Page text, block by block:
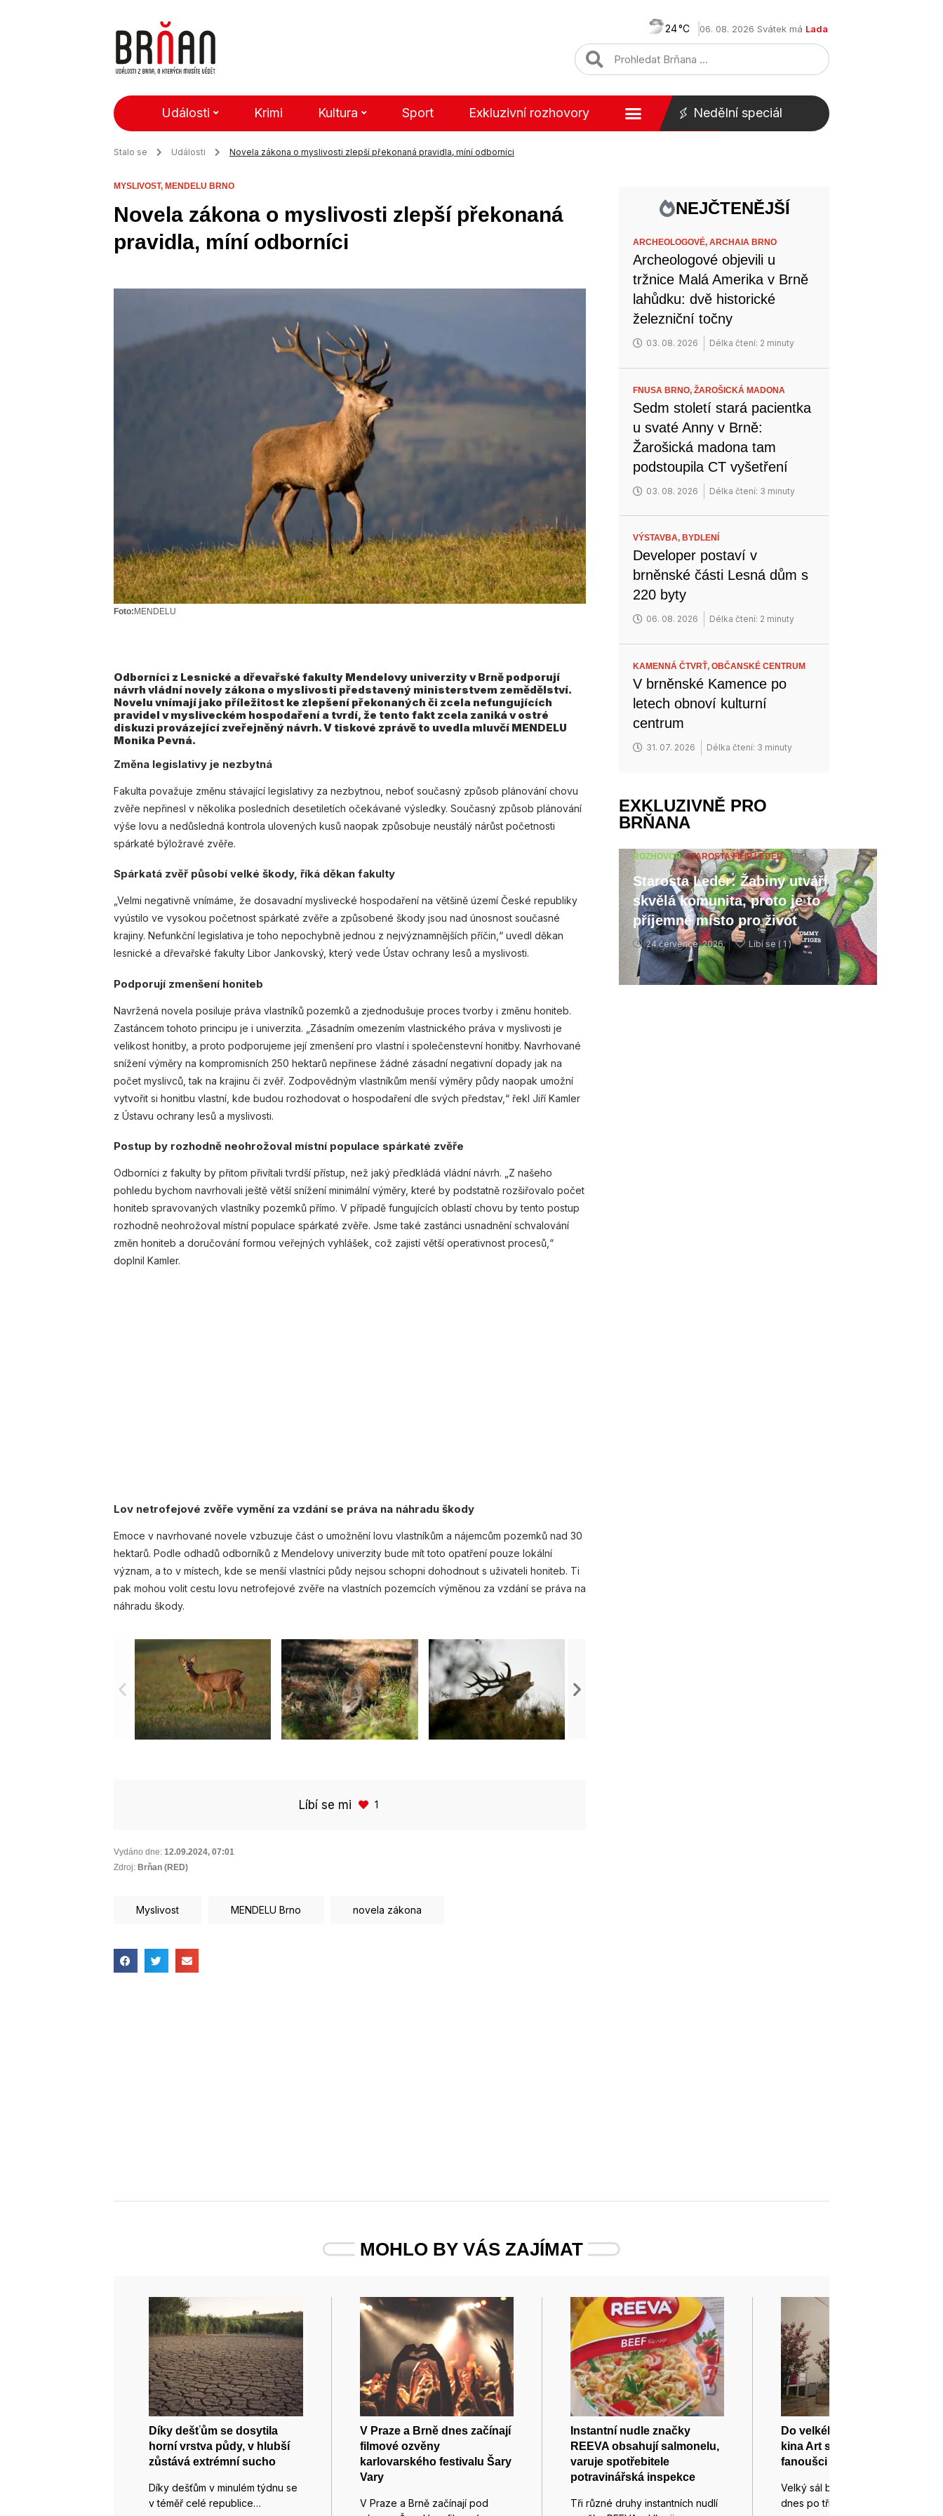
24 06. 08. 2026 Svátek má Lada
Události Krimi Kultura Sport Exkluzivní rozhovory Nedělní speciál
Stalo se Události Novela zákona o myslivosti zlepší překonaná pravidla, míní odborníci
MYSLIVOST, MENDELU BRNO
Novela zákona o myslivosti zlepší překonaná
pravidla, míní odborníci
Foto:MENDELU
Odborníci z Lesnické a dřevařské fakulty Mendelovy univerzity v Brně podporují
návrh vládní novely zákona o myslivosti představený ministerstvem zemědělství.
Novelu vnímají jako příležitost ke zlepšení překonaných či zcela nefungujících
pravidel v mysliveckém hospodaření a tvrdí, že tento fakt zcela zaniká v ostré
diskuzi provázející zveřejněný návrh. V tiskové zprávě to uvedla mluvčí MENDELU
Monika Pevná.
Změna legislativy je nezbytná
Fakulta považuje změnu stávající legislativy za nezbytnou, neboť současný způsob plánování chovu
zvěře nepřinesl v několika posledních desetiletích očekávané výsledky. Současný způsob plánování
výše lovu a nedůsledná kontrola ulovených kusů naopak způsobuje neustálý nárůst početnosti
spárkaté býložravé zvěře.
Spárkatá zvěř působí velké škody, říká děkan fakulty
„Velmi negativně vnímáme, že dosavadní myslivecké hospodaření na většině území České republiky
vyústilo ve vysokou početnost spárkaté zvěře a způsobené škody jsou nad únosnost současné
krajiny. Nefunkční legislativa je toho nepochybně jednou z nejvýznamnějších příčin,“ uvedl děkan
lesnické a dřevařské fakulty Libor Jankovský, který vede Ústav ochrany lesů a myslivosti.
Podporují zmenšení honiteb
Navržená novela posiluje práva vlastníků pozemků a zjednodušuje proces tvorby i změnu honiteb.
Zastáncem tohoto principu je i univerzita. „Zásadním omezením vlastnického práva v myslivosti je
velikost honitby, a proto podporujeme její zmenšení pro vlastní i společenstevní honitby. Navrhované
snížení výměry na kompromisních 250 hektarů nepřinese žádné zásadní negativní dopady jak na
počet myslivců, tak na krajinu či zvěř. Zodpovědným vlastníkům menší výměry půdy naopak umožní
vytvořit si honitbu vlastní, kde budou rozhodovat o hospodaření dle svých představ,“ řekl Jiří Kamler
z Ústavu ochrany lesů a myslivosti.
Postup by rozhodně neohrožoval místní populace spárkaté zvěře
Odborníci z fakulty by přitom přivítali tvrdší přístup, než jaký předkládá vládní návrh. „Z našeho
pohledu bychom navrhovali ještě větší snížení minimální výměry, které by podstatně rozšiřovalo počet
honiteb spravovaných vlastníky pozemků přímo. V případě fungujících oblastí chovu by tento postup
rozhodně neohrožoval místní populace spárkaté zvěře. Jsme také zastánci usnadnění schvalování
změn honiteb a doručování formou veřejných vyhlášek, což zajistí větší operativnost procesů,“
doplnil Kamler.
Lov netrofejové zvěře vymění za vzdání se práva na náhradu škody
Emoce v navrhované novele vzbuzuje část o umožnění lovu vlastníkům a nájemcům pozemků nad 30
hektarů. Podle odhadů odborníků z Mendelovy univerzity bude mít toto opatření pouze lokální
význam, a to v místech, kde se menší vlastníci půdy nejsou schopni dohodnout s uživateli honiteb. Ti
pak mohou volit cestu lovu netrofejové zvěře na vlastních pozemcích výměnou za vzdání se práva na
náhradu škody.
Líbí se mi 1
Vydáno dne: 12.09.2024, 07:01
Zdroj: Brňan (RED)
Myslivost MENDELU Brno novela zákona
NEJČTENĚJŠÍ
ARCHEOLOGOVÉ,ARCHAIA BRNO
Archeologové objevili u
tržnice Malá Amerika v Brně
lahůdku: dvě historické
železniční točny
03. 08. 2026 Délka čtení: 2 minuty
FNUSA BRNO,ŽAROŠICKÁ MADONA
Sedm století stará pacientka
u svaté Anny v Brně:
Žarošická madona tam
podstoupila CT vyšetření
03. 08. 2026 Délka čtení: 3 minuty
VÝSTAVBA, BYDLENÍ
Developer postaví v
brněnské části Lesná dům s
220 byty
06. 08. 2026 Délka čtení: 2 minuty
KAMENNÁ ČTVRŤ,OBČANSKÉ CENTRUM
V brněnské Kamence po
letech obnoví kulturní
centrum
31. 07. 2026 Délka čtení: 3 minuty
EXKLUZIVNĚ PRO
BRŇANA
ROZHOVOR,STAROSTA FILIP LEDER
Starosta Leder: Žabiny utváří
skvělá komunita, proto je to
příjemné místo pro život
24 července, 2026 Líbí se ( 1 )
MOHLO BY VÁS ZAJÍMAT
Díky dešťům se dosytila
horní vrstva půdy, v hlubší
zůstává extrémní sucho
Díky dešťům v minulém týdnu se
v téměř celé republice…
V Praze a Brně dnes začínají
filmové ozvěny
karlovarského festivalu Šary
Vary
V Praze a Brně začínají pod
Instantní nudle značky
REEVA obsahují salmonelu,
varuje spotřebitele
potravinářská inspekce
Tři různé druhy instantních nudlí
Do velkého sálu brněnského
kina Art se dnes vrátí filmoví
fanoušci
Velký sál brněnského kina Art se
dnes po tříměsíční rekonstrukci…